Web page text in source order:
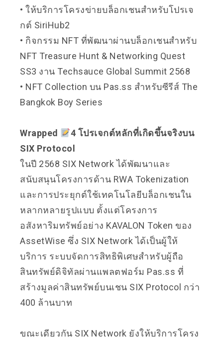
• ให้บริการโครงข่ายบล็อกเชนสำหรับโปรเจ
กต์ SiriHub2
• กิจกรรม NFT ที่พัฒนาผ่านบล็อกเชนสำหรับ
NFT Treasure Hunt & Networking Quest
SS3 งาน Techsauce Global Summit 2568
• NFT Collection บน Pas.ss สำหรับซีรีส์ The
Bangkok Boy Series
Wrapped
4 โปรเจกต์หลักที่เกิดขึ้นจริงบน
SIX Protocol
ในปี 2568 SIX Network ได้พัฒนาและ
สนับสนุนโครงการด้าน RWA Tokenization
และการประยุกต์ใช้เทคโนโลยีบล็อกเชนใน
หลากหลายรูปแบบ ตั้งแต่โครงการ
อสังหาริมทรัพย์อย่าง KAVALON Token ของ
AssetWise ซึ่ง SIX Network ได้เป็นผู้ให้
บริการ ระบบจัดการสิทธิพิเศษสำหรับผู้ถือ
สินทรัพย์ดิจิทัลผ่านแพลตฟอร์ม Pas.ss ที่
สร้างมูลค่าสินทรัพย์บนเชน SIX Protocol กว่า
400 ล้านบาท
ขณะเดียวกัน SIX Network ยังให้บริการโครง